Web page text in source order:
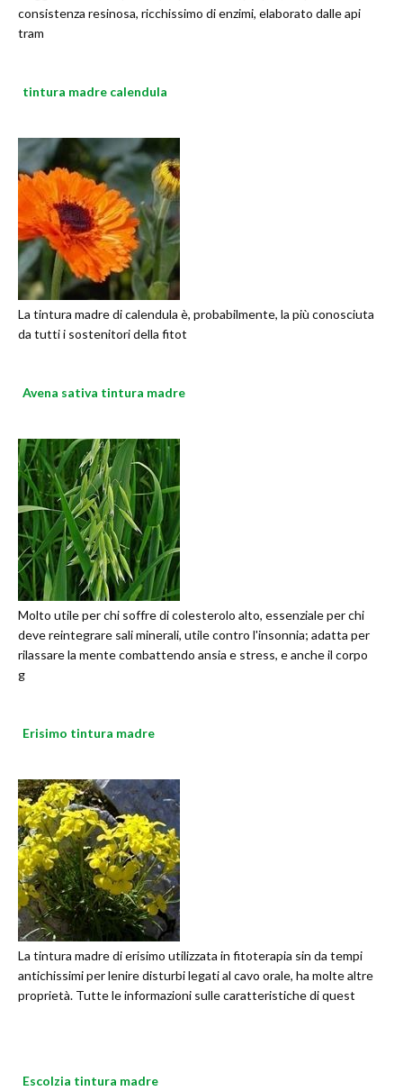
consistenza resinosa, ricchissimo di enzimi, elaborato dalle api
tram
tintura madre calendula
La tintura madre di calendula è, probabilmente, la più conosciuta
da tutti i sostenitori della fitot
Avena sativa tintura madre
Molto utile per chi soffre di colesterolo alto, essenziale per chi
deve reintegrare sali minerali, utile contro l'insonnia; adatta per
rilassare la mente combattendo ansia e stress, e anche il corpo
g
Erisimo tintura madre
La tintura madre di erisimo utilizzata in fitoterapia sin da tempi
antichissimi per lenire disturbi legati al cavo orale, ha molte altre
proprietà. Tutte le informazioni sulle caratteristiche di quest
Escolzia tintura madre